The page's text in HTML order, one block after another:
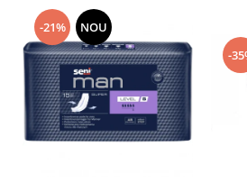
-21% NOU
-